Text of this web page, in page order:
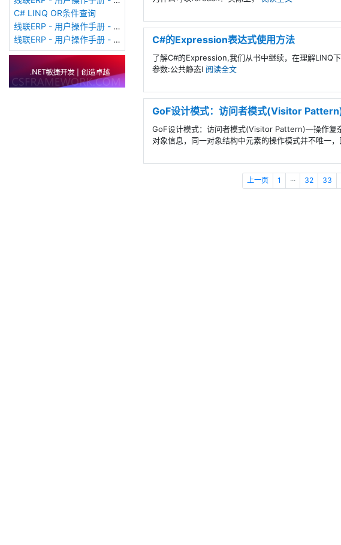
C# LINQ OR条件查询
线联ERP - 用户操作手册 - 客户价格表
线联ERP - 用户操作手册 - 采购申请单
C#的Expression表达式使用方法
了解C#的Expression,我们从书中继续，在理解LINQ
参数:公共静态I 阅读全文
GoF设计模式：访问者模式(Visitor
GoF设计模式：访问者模式(Visitor Pattern)—操作复
对象信息，同一对象结构中元素的操作模式并不唯一
上一页 1 ··· 32 33